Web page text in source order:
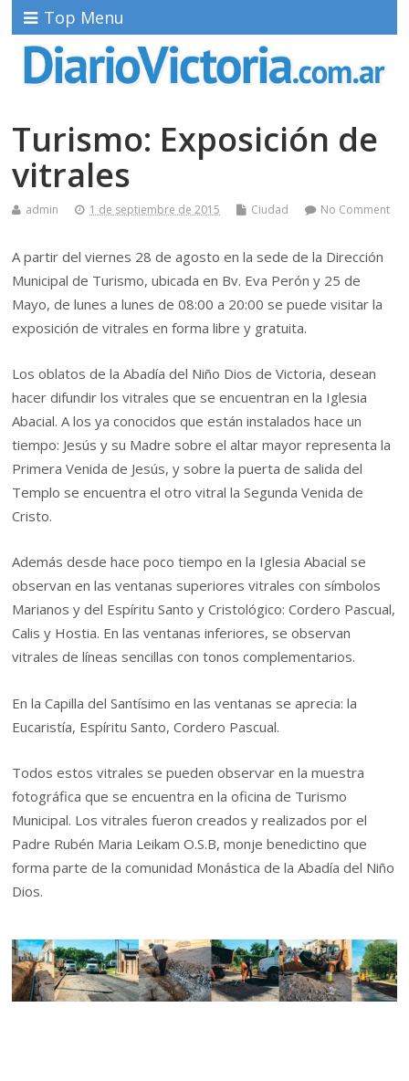
Top Menu
Turismo: Exposición de
vitrales
admin 1 de septiembre de 2015 Ciudad No Comment
A partir del viernes 28 de agosto en la sede de la Dirección
Municipal de Turismo, ubicada en Bv. Eva Perón y 25 de
Mayo, de lunes a lunes de 08:00 a 20:00 se puede visitar la
exposición de vitrales en forma libre y gratuita.
Los oblatos de la Abadía del Niño Dios de Victoria, desean
hacer difundir los vitrales que se encuentran en la Iglesia
Abacial. A los ya conocidos que están instalados hace un
tiempo: Jesús y su Madre sobre el altar mayor representa la
Primera Venida de Jesús, y sobre la puerta de salida del
Templo se encuentra el otro vitral la Segunda Venida de
Cristo.
Además desde hace poco tiempo en la Iglesia Abacial se
observan en las ventanas superiores vitrales con símbolos
Marianos y del Espíritu Santo y Cristológico: Cordero Pascual,
Calis y Hostia. En las ventanas inferiores, se observan
vitrales de líneas sencillas con tonos complementarios.
En la Capilla del Santísimo en las ventanas se aprecia: la
Eucaristía, Espíritu Santo, Cordero Pascual.
Todos estos vitrales se pueden observar en la muestra
fotográfica que se encuentra en la oficina de Turismo
Municipal. Los vitrales fueron creados y realizados por el
Padre Rubén Maria Leikam O.S.B, monje benedictino que
forma parte de la comunidad Monástica de la Abadía del Niño
Dios.